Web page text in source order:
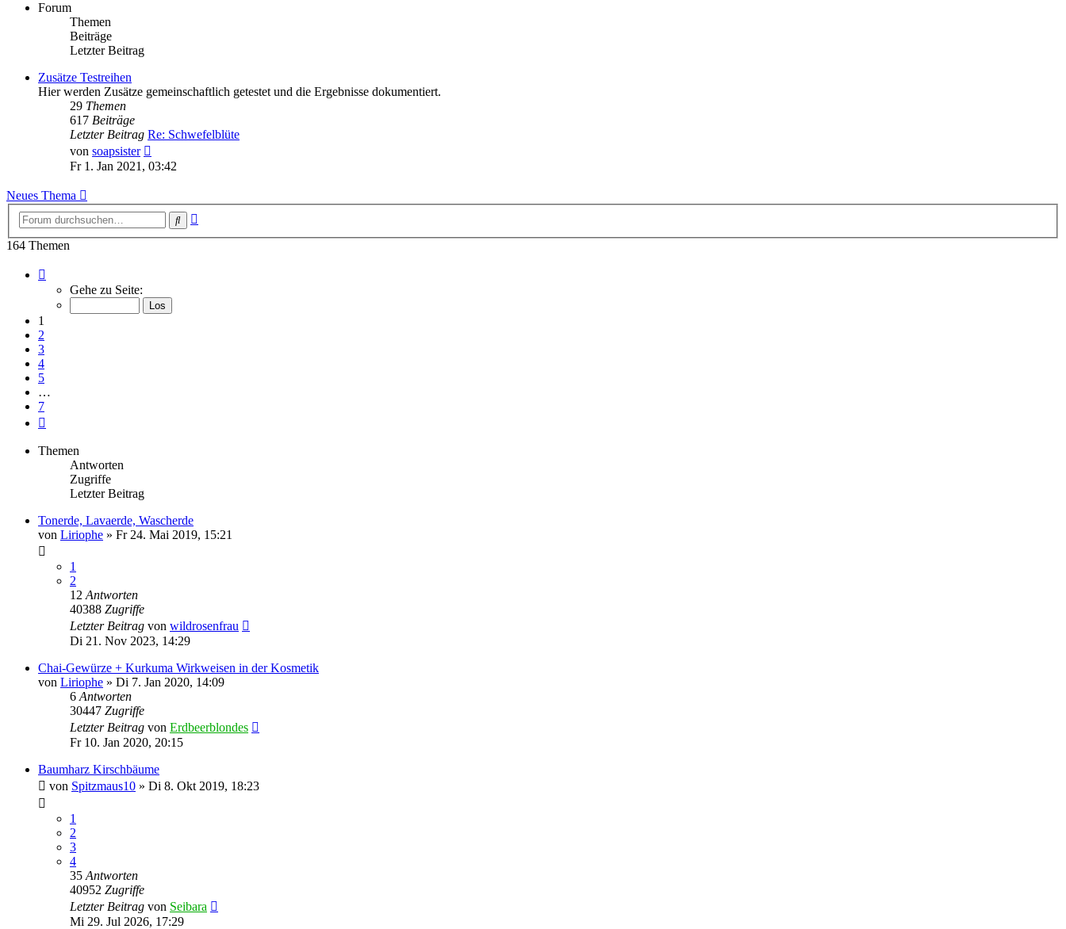
Forum
Themen
Beiträge
Letzter Beitrag
Zusätze Testreihen
Hier werden Zusätze gemeinschaftlich getestet und die Ergebnisse dokumentiert.
29 Themen
617 Beiträge
Letzter Beitrag Re: Schwefelblüte
von soapsister
Beitrag
Fr 1. Jan 2021, 03:42
Neues Thema
Suche
164 Themen
von
Gehe zu Seite:
1
2
3
4
5
…
7
Themen
Antworten
Zugriffe
Letzter Beitrag
Tonerde, Lavaerde, Wascherde
von Liriophe » Fr 24. Mai 2019, 15:21
1
2
12 Antworten
40388 Zugriffe
Letzter Beitrag von wildrosenfrau
Di 21. Nov 2023, 14:29
Chai-Gewürze + Kurkuma Wirkweisen in der Kosmetik
von Liriophe » Di 7. Jan 2020, 14:09
6 Antworten
30447 Zugriffe
Letzter Beitrag von Erdbeerblondes
Fr 10. Jan 2020, 20:15
Baumharz Kirschbäume
von Spitzmaus10 » Di 8. Okt 2019, 18:23
1
2
3
4
35 Antworten
40952 Zugriffe
Letzter Beitrag von Seibara
Mi 29. Jul 2026, 17:29